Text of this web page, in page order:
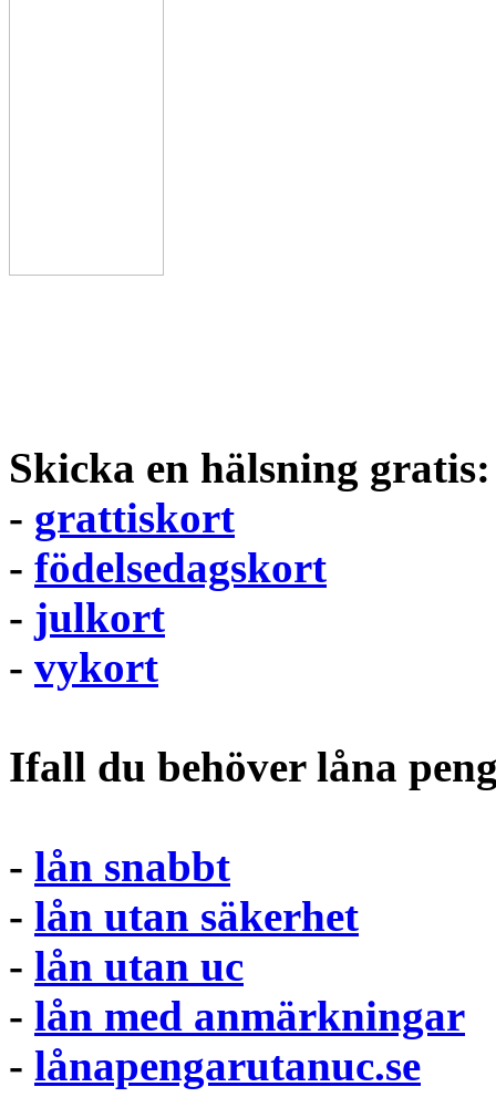
Skicka en hälsning gratis:
- grattiskort
- födelsedagskort
- julkort
- vykort
Ifall du behöver låna
- lån snabbt
- lån utan säkerhet
- lån utan uc
- lån med anmärkningar
- lånapengarutanuc.se